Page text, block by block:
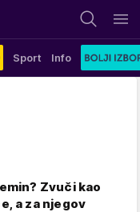
Sport Info
Zvuči kao
a za njegov